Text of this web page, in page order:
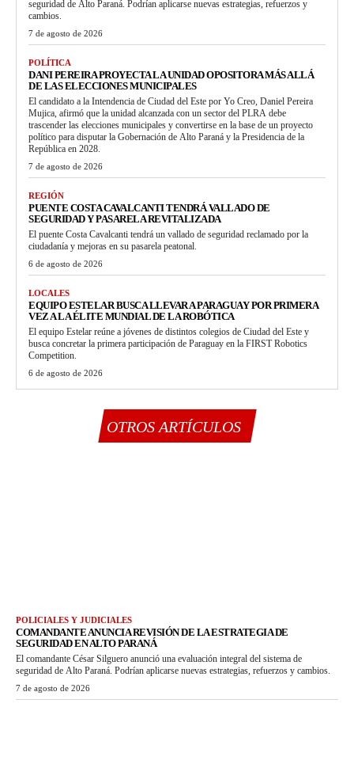
seguridad de Alto Paraná. Podrían aplicarse nuevas estrategias, refuerzos y
cambios.
7 de agosto de 2026
POLÍTICA
DANI PEREIRA PROYECTA LA UNIDAD OPOSITORA MÁS ALLÁ
DE LAS ELECCIONES MUNICIPALES
El candidato a la Intendencia de Ciudad del Este por Yo Creo, Daniel Pereira
Mujica, afirmó que la unidad alcanzada con un sector del PLRA debe
trascender las elecciones municipales y convertirse en la base de un proyecto
político para disputar la Gobernación de Alto Paraná y la Presidencia de la
República en 2028.
7 de agosto de 2026
REGIÓN
PUENTE COSTA CAVALCANTI TENDRÁ VALLADO DE
SEGURIDAD Y PASARELA REVITALIZADA
El puente Costa Cavalcanti tendrá un vallado de seguridad reclamado por la
ciudadanía y mejoras en su pasarela peatonal.
6 de agosto de 2026
LOCALES
EQUIPO ESTELAR BUSCA LLEVAR A PARAGUAY POR PRIMERA
VEZ A LA ÉLITE MUNDIAL DE LA ROBÓTICA
El equipo Estelar reúne a jóvenes de distintos colegios de Ciudad del Este y
busca concretar la primera participación de Paraguay en la FIRST Robotics
Competition.
6 de agosto de 2026
OTROS ARTÍCULOS
POLICIALES Y JUDICIALES
COMANDANTE ANUNCIA REVISIÓN DE LA ESTRATEGIA DE
SEGURIDAD EN ALTO PARANÁ
El comandante César Silguero anunció una evaluación integral del sistema de
seguridad de Alto Paraná. Podrían aplicarse nuevas estrategias, refuerzos y cambios.
7 de agosto de 2026